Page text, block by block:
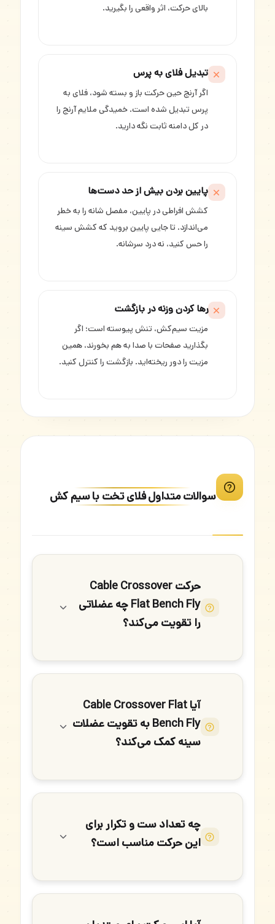
بالای حرکت، اثر واقعی را بگیرید.
تبدیل فلای به پرس
اگر آرنج حین حرکت باز و بسته شود، فلای به
پرس تبدیل شده است. خمیدگی ملایم آرنج را
در کل دامنه ثابت نگه دارید.
پایین بردن بیش از حد دست‌ها
کشش افراطی در پایین، مفصل شانه را به خطر
می‌اندازد. تا جایی پایین بروید که کشش سینه
را حس کنید، نه درد سرشانه.
رها کردن وزنه در بازگشت
مزیت سیم‌کش، تنش پیوسته است؛ اگر
بگذارید صفحات با صدا به هم بخورند، همین
مزیت را دور ریخته‌اید. بازگشت را کنترل کنید.
سوالات متداول فلای تخت با سیم کش
حرکت Cable Crossover
Flat Bench Fly چه عضلاتی
را تقویت می‌کند؟
آیا Cable Crossover Flat
Bench Fly به تقویت عضلات
سینه کمک می‌کند؟
چه تعداد ست و تکرار برای
این حرکت مناسب است؟